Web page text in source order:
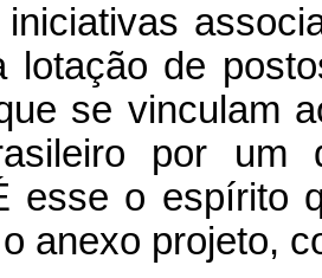
lotação de
se vinculam
por um
esse o espírito
anexo projeto,